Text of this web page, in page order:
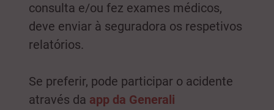
consulta e/ou fez exames médicos,
deve enviar à seguradora os respetivos
relatórios.
Se preferir, pode participar o acidente
através da app da Generali